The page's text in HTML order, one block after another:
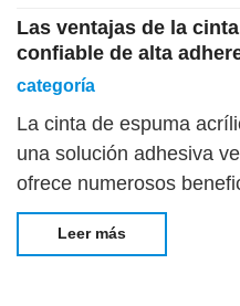
Las ventajas de la
confiable de alta
categoría
La cinta de espuma
una solución adhesiva
ofrece numerosos
industrias. Fuerte
ventajas del acrílico de
Leer más